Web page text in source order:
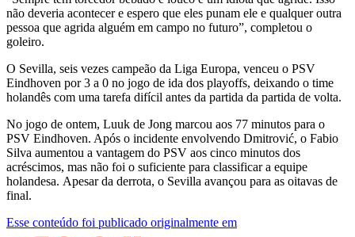
não deveria acontecer e espero que eles punam ele e qualquer outra
pessoa que agrida alguém em campo no futuro”, completou o
goleiro.
O Sevilla, seis vezes campeão da Liga Europa, venceu o PSV
Eindhoven por 3 a 0 no jogo de ida dos playoffs, deixando o time
holandês com uma tarefa difícil antes da partida da partida de volta.
No jogo de ontem, Luuk de Jong marcou aos 77 minutos para o
PSV Eindhoven. Após o incidente envolvendo Dmitrović, o Fabio
Silva aumentou a vantagem do PSV aos cinco minutos dos
acréscimos, mas não foi o suficiente para classificar a equipe
holandesa. Apesar da derrota, o Sevilla avançou para as oitavas de
final.
Esse conteúdo foi publicado originalmente em